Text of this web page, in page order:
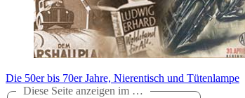
Die 50er bis 70er Jahre, Nierentisch und Tütenlampe
Diese Seite anzeigen im …